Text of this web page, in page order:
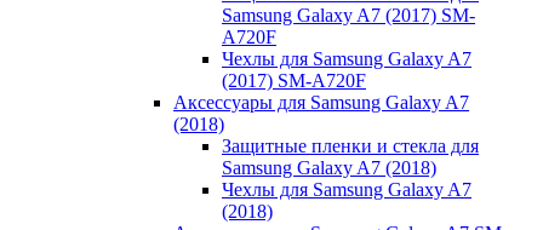
Samsung Galaxy A7 (2017) SM-
A720F
Чехлы для Samsung Galaxy A7
(2017) SM-A720F
Аксессуары для Samsung Galaxy A7
(2018)
Защитные пленки и стекла для
Samsung Galaxy A7 (2018)
Чехлы для Samsung Galaxy A7
(2018)